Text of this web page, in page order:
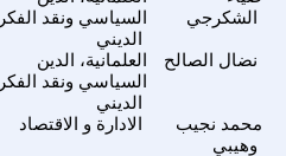
السياسي ونقد الفكر
الديني
الشكرجي
العلمانية، الدين
السياسي ونقد الفكر
الديني
نضال الصالح
الادارة و الاقتصاد
محمد نجيب
وهيبي